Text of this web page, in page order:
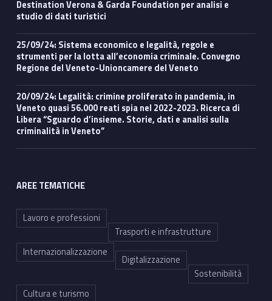
Destination Verona & Garda Foundation per analisi e
studio di dati turistici
25/09/24: Sistema economico e legalità, regole e
strumenti per la lotta all’economia criminale. Convegno
Regione del Veneto-Unioncamere del Veneto
20/09/24: Legalità: crimine proliferato in pandemia, in
Veneto quasi 56.000 reati spia nel 2022-2023. Ricerca di
Libera “Sguardo d’insieme. Storie, dati e analisi sulla
criminalità in Veneto”
AREE TEMATICHE
Lavoro e professioni
Trasporti e infrastrutture
Internazionalizzazione
Digitalizzazione
Sostenibilità
Cultura e turismo